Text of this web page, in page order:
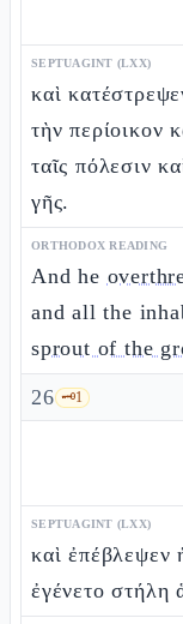
SEPTUAGINT (LXX)
καὶ
τὴν περίοικον
ταῖς πόλεσιν
γῆς.
ORTHODOX READING
And he
and all the
sprout of the
26 🗝️1
SEPTUAGINT (LXX)
καὶ ἐπέβλεψεν
ἐγένετο στήλη